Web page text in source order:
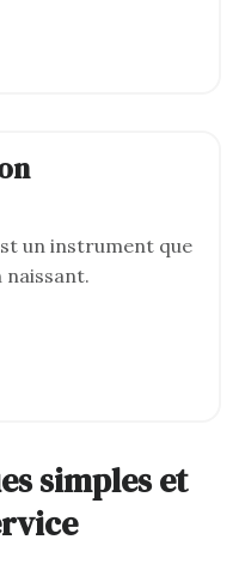
un instrument que
naissant.
simples et